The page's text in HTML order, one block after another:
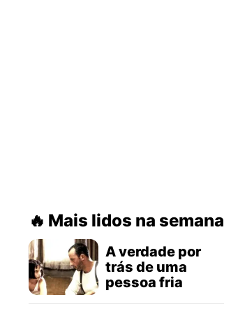
Mais lidos na semana
A verdade por
trás de uma
pessoa fria